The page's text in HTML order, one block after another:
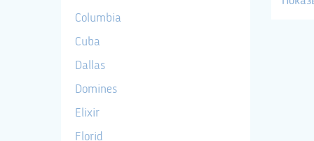
Columbia
Cuba
Dallas
Domines
Elixir
Florid